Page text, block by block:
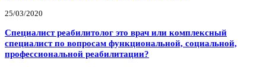
25/03/2020
Специалист реабилитолог это врач или комплексный
специалист по вопросам функциональной, социальной,
профессиональной реабилитации?